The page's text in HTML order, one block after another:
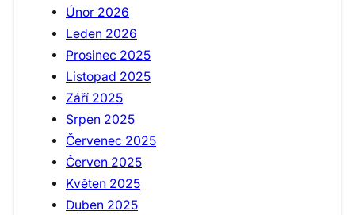
Únor 2026
Leden 2026
Prosinec 2025
Listopad 2025
Září 2025
Srpen 2025
Červenec 2025
Červen 2025
Květen 2025
Duben 2025